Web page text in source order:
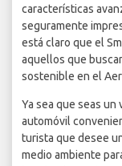
características
seguramente
está claro que el
aquellos que
sostenible en el
Ya sea que seas
automóvil
turista que desee
medio ambiente